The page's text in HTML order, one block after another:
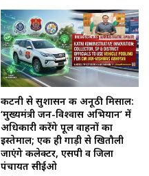
कटनी से सुशासन की अनूठी मिसाल:
‘मुख्यमंत्री जन-विश्वास अभियान’ में
अधिकारी करेंगे पूल वाहनों का
इस्तेमाल; एक ही गाड़ी से खितौली
जाएंगे कलेक्टर, एसपी व जिला
पंचायत सीईओ